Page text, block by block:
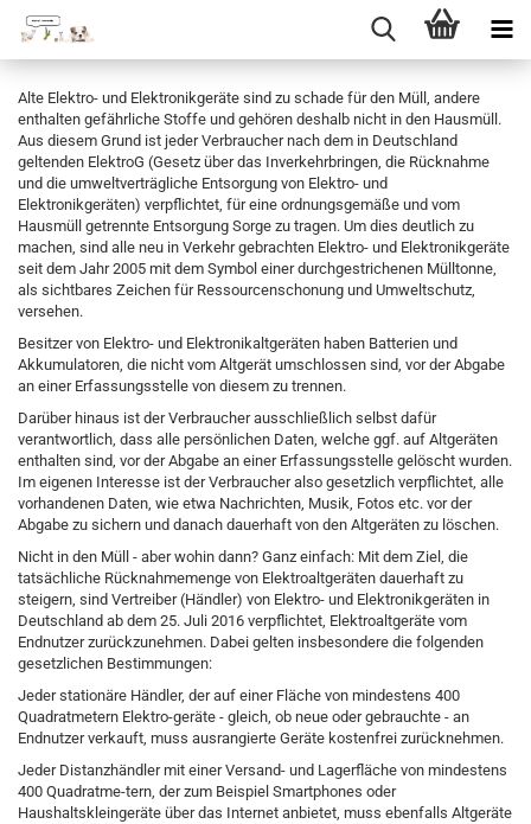
zum
Hauptinhalt
Alte Elektro- und Elektronikgeräte sind zu schade für den Müll, andere
enthalten gefährliche Stoffe und gehören deshalb nicht in den Hausmüll.
Aus diesem Grund ist jeder Verbraucher nach dem in Deutschland
geltenden ElektroG (Gesetz über das Inverkehrbringen, die Rücknahme
und die umweltverträgliche Entsorgung von Elektro- und
Elektronikgeräten) verpflichtet, für eine ordnungsgemäße und vom
Hausmüll getrennte Entsorgung Sorge zu tragen. Um dies deutlich zu
machen, sind alle neu in Verkehr gebrachten Elektro- und Elektronikgeräte
seit dem Jahr 2005 mit dem Symbol einer durchgestrichenen Mülltonne,
als sichtbares Zeichen für Ressourcenschonung und Umweltschutz,
versehen.
Besitzer von Elektro- und Elektronikaltgeräten haben Batterien und
Akkumulatoren, die nicht vom Altgerät umschlossen sind, vor der Abgabe
an einer Erfassungsstelle von diesem zu trennen.
Darüber hinaus ist der Verbraucher ausschließlich selbst dafür
verantwortlich, dass alle persönlichen Daten, welche ggf. auf Altgeräten
enthalten sind, vor der Abgabe an einer Erfassungsstelle gelöscht wurden.
Im eigenen Interesse ist der Verbraucher also gesetzlich verpflichtet, alle
vorhandenen Daten, wie etwa Nachrichten, Musik, Fotos etc. vor der
Abgabe zu sichern und danach dauerhaft von den Altgeräten zu löschen.
Nicht in den Müll - aber wohin dann? Ganz einfach: Mit dem Ziel, die
tatsächliche Rücknahmemenge von Elektroaltgeräten dauerhaft zu
steigern, sind Vertreiber (Händler) von Elektro- und Elektronikgeräten in
Deutschland ab dem 25. Juli 2016 verpflichtet, Elektroaltgeräte vom
Endnutzer zurückzunehmen. Dabei gelten insbesondere die folgenden
gesetzlichen Bestimmungen:
Jeder stationäre Händler, der auf einer Fläche von mindestens 400
Quadratmetern Elektro-geräte - gleich, ob neue oder gebrauchte - an
Endnutzer verkauft, muss ausrangierte Geräte kostenfrei zurücknehmen.
Jeder Distanzhändler mit einer Versand- und Lagerfläche von mindestens
400 Quadratme-tern, der zum Beispiel Smartphones oder
Haushaltskleingeräte über das Internet anbietet, muss ebenfalls Altgeräte